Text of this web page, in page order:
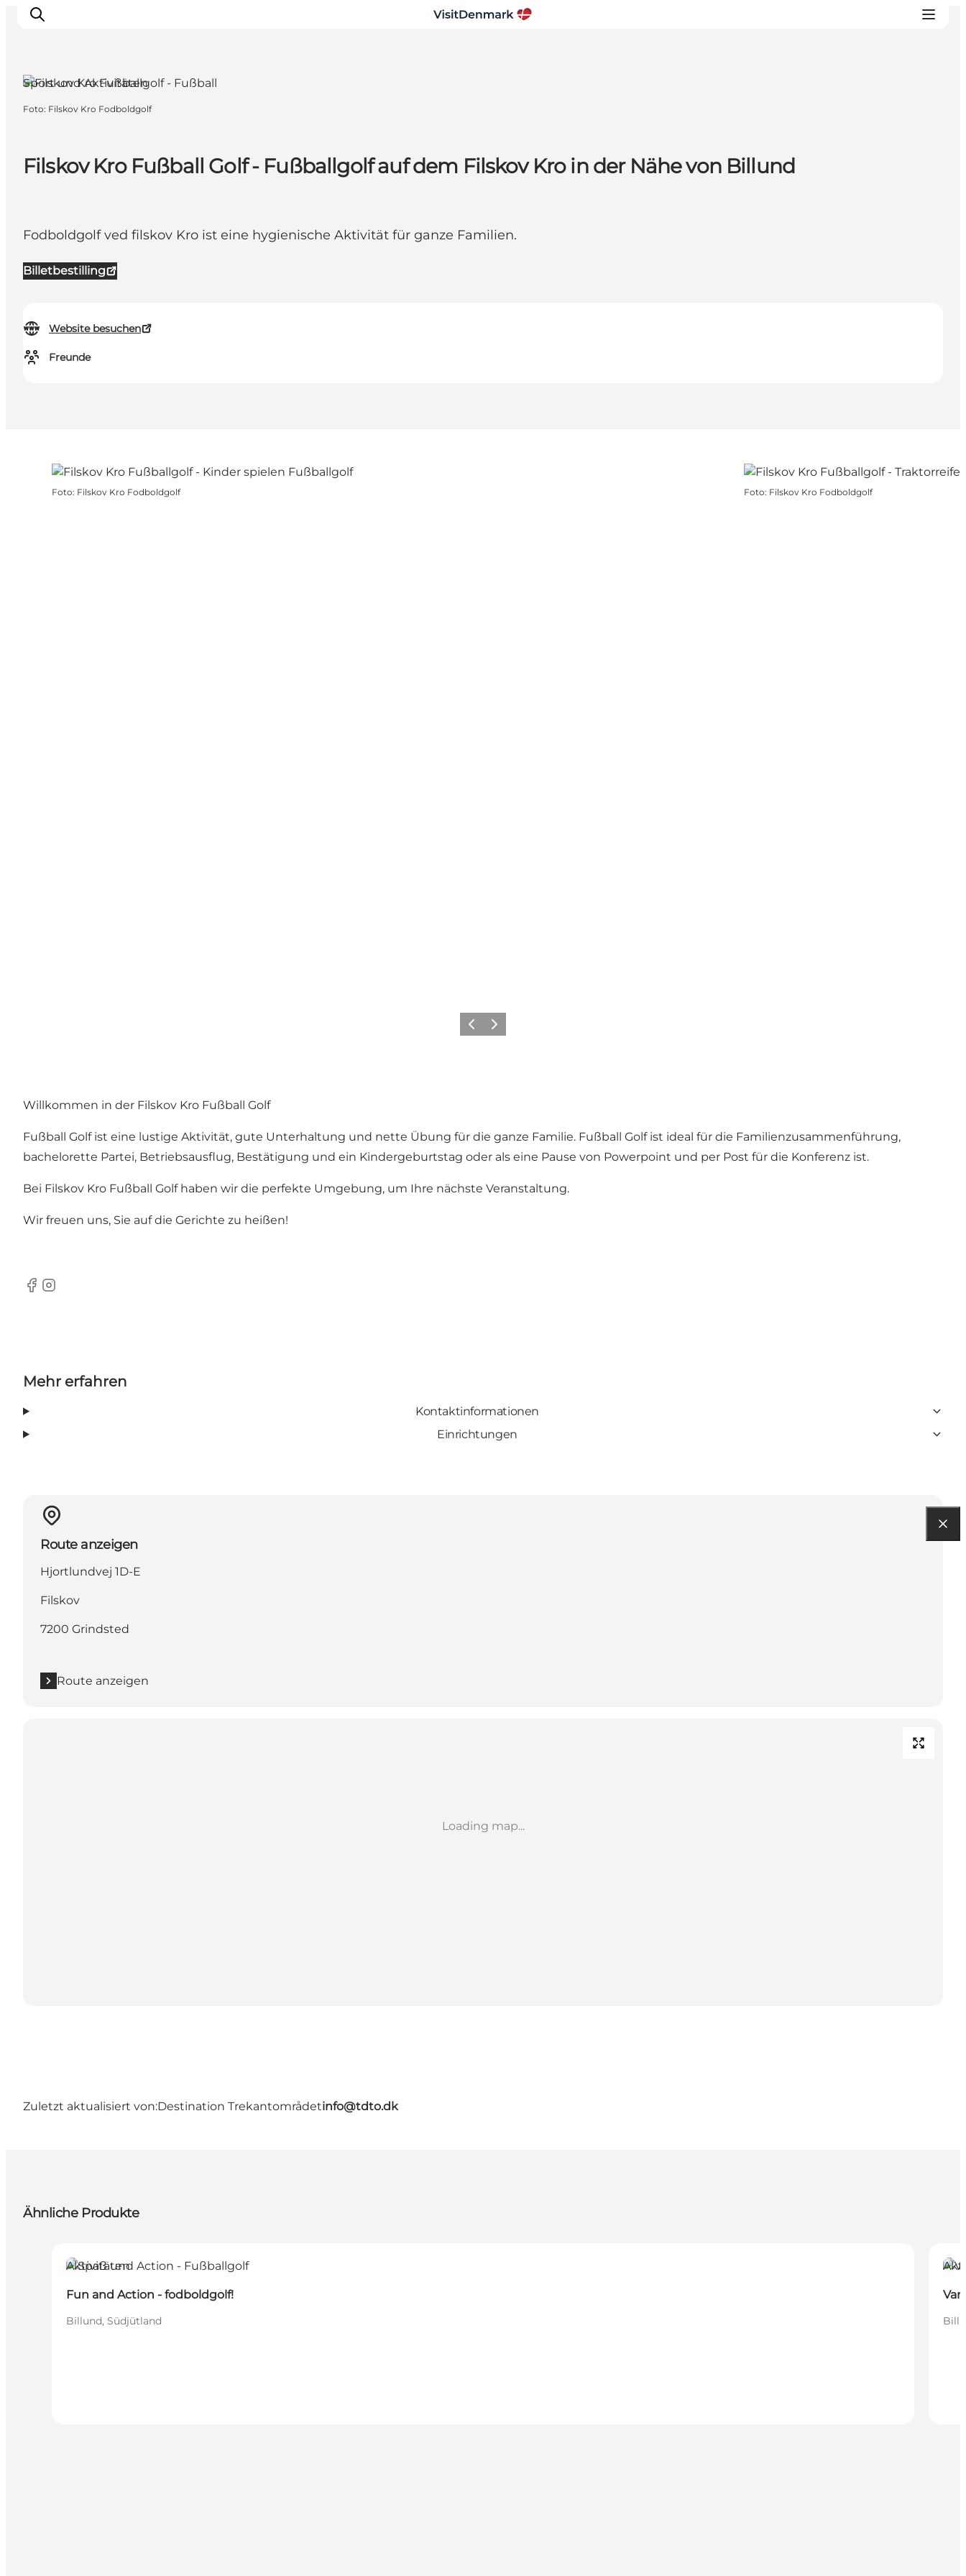
Erlebnisse
Filskov Kro Fußball Golf - Fußballgolf auf dem Filskov Kro in der Nähe von Billund
Fodboldgolf ved filskov Kro ist eine hygienische Aktivität für ganze Familien.
Billetbestilling
Website besuchen
Freunde
Sport und Aktivitäten
Foto: Filskov Kro Fodboldgolf
Foto: Filskov Kro Fodboldgolf Foto: Filskov Kro Fodboldgolf
ZurückWeiter
Willkommen in der Filskov Kro Fußball Golf
Fußball Golf ist eine lustige Aktivität, gute Unterhaltung und nette Übung für die ganze Familie. Fußball Golf ist ideal für die Familienzusammenführung,
bachelorette Partei, Betriebsausflug, Bestätigung und ein Kindergeburtstag oder als eine Pause von Powerpoint und per Post für die Konferenz ist.
Bei Filskov Kro Fußball Golf haben wir die perfekte Umgebung, um Ihre nächste Veranstaltung.
Wir freuen uns, Sie auf die Gerichte zu heißen!
Facebook
Instagram
Mehr erfahren
Kontaktinformationen
Einrichtungen
Route anzeigen
Hjortlundvej 1D-E
Filskov
7200 Grindsted
Route anzeigen
Loading map...
Zuletzt aktualisiert von:Destination Trekantområdetinfo@tdto.dk
Ähnliche Produkte
Aktivitäten
Fun and Action - fodboldgolf!
Billund, Südjütland